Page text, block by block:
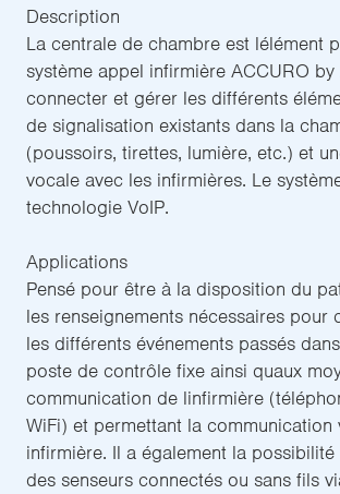
Description
La centrale de chambre est lélément
système appel infirmière ACCURO
connecter et gérer les différents
de signalisation existants dans la
(poussoirs, tirettes, lumière, etc.) et
vocale avec les infirmières. Le
technologie VoIP.
Applications
Pensé pour être à la disposition du
les renseignements nécessaires pour
les différents événements passés
poste de contrôle fixe ainsi quaux
communication de linfirmière
WiFi) et permettant la communication
infirmière. Il a également la
des senseurs connectés ou sans fils